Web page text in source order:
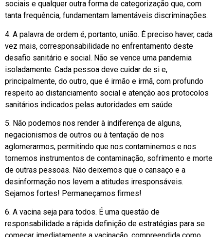
sociais e qualquer outra forma de categorização que, com
tanta frequência, fundamentam lamentáveis discriminações.
4. A palavra de ordem é, portanto, união. É preciso haver, cada
vez mais, corresponsabilidade no enfrentamento deste
desafio sanitário e social. Não se vence uma pandemia
isoladamente. Cada pessoa deve cuidar de si e,
principalmente, do outro, que é irmão e irmã, com profundo
respeito ao distanciamento social e atenção aos protocolos
sanitários indicados pelas autoridades em saúde.
5. Não podemos nos render à indiferença de alguns,
negacionismos de outros ou à tentação de nos
aglomerarmos, permitindo que nos contaminemos e nos
tornemos instrumentos de contaminação, sofrimento e morte
de outras pessoas. Não deixemos que o cansaço e a
desinformação nos levem a atitudes irresponsáveis.
Sejamos fortes! Permaneçamos firmes!
6. A vacina seja para todos. É uma questão de
responsabilidade a rápida definição de estratégias para se